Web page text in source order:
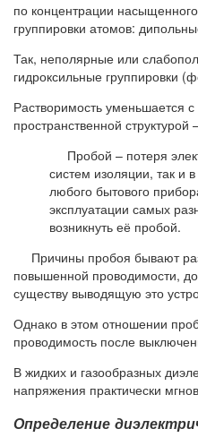
по концентрации
группировки атомов:
Так, неполярные или
гидроксильные группировки
Растворимость уменьшается
пространственной
Пробой – потеря
систем изоляции, так и
любого бытового
эксплуатации самых
возникнуть её пробой.
Причины пробоя бывают
повышенной проводимости,
существу выводящую это
Однако в этом отношении
проводимость после
В жидких и газообразных
напряжения практически
Определение